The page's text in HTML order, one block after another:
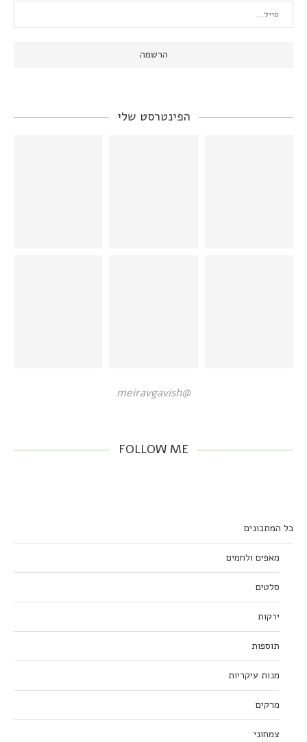
הפינטרסט שלי
@meiravgavish
FOLLOW ME
כל המתכונים
מאפים ולחמים
סלטים
ירקות
תוספות
מנות עיקריות
מרקים
צמחוני